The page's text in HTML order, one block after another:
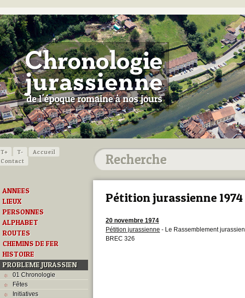
T+ T-
Accueil
Contact
ANNEES
LIEUX
PERSONNES
ALPHABET
ROUTES
CHEMINS DE FER
HISTOIRE
PROBLEME JURASSIEN
01 Chronologie
Fêtes
Initiatives
Pétition jurassienne 1974
20 novembre 1974
Pétition jurassienne - Le Rassemblement
BREC 326